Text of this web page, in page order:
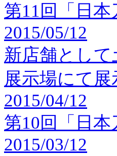
第11回「日
2015/05/12
新店舗とし
展示場にて
2015/04/12
第10回「日
2015/03/12